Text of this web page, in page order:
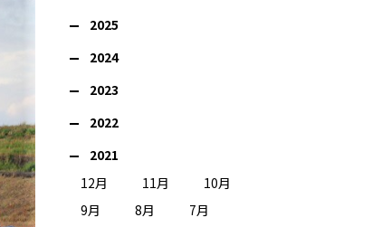
2025
2024
2023
2022
2021
12月
11月
10月
9月
8月
7月